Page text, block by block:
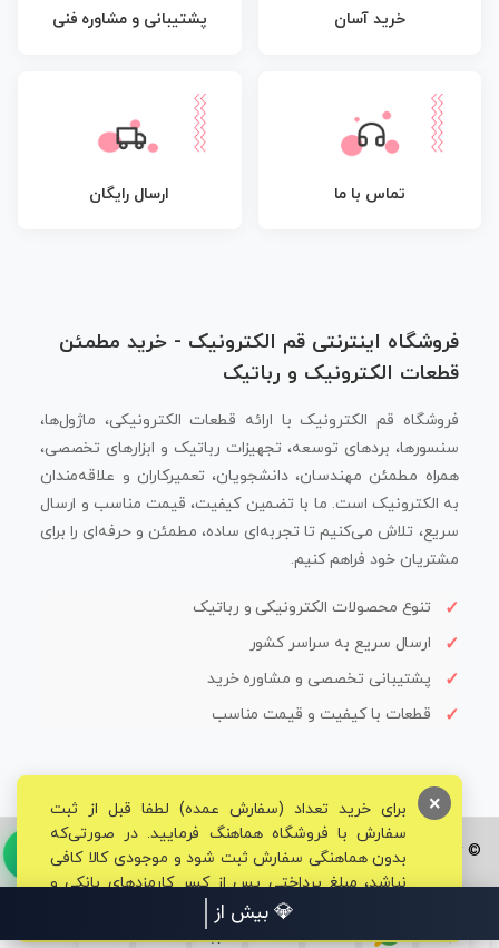
خرید آسان پشتیبانی و مشاوره فنی
تماس با ما ارسال رایگان
فروشگاه اینترنتی قم الکترونیک - خرید مطمئن
قطعات الکترونیک و رباتیک
فروشگاه قم الکترونیک با ارائه قطعات الکترونیکی، ماژول‌ها،
سنسورها، بردهای توسعه، تجهیزات رباتیک و ابزارهای تخصصی،
همراه مطمئن مهندسان، دانشجویان، تعمیرکاران و علاقه‌مندان
به الکترونیک است. ما با تضمین کیفیت، قیمت مناسب و ارسال
سریع، تلاش می‌کنیم تا تجربه‌ای ساده، مطمئن و حرفه‌ای را برای
مشتریان خود فراهم کنیم.
تنوع محصولات الکترونیکی و رباتیک
ارسال سریع به سراسر کشور
پشتیبانی تخصصی و مشاوره خرید
قطعات با کیفیت و قیمت مناسب
© تمامی حقوق برای فروشگاه تخصصی قم الکترونیک محفوظ می‌باشد.
برای خرید تعداد (سفارش عمده) لطفا قبل از ثبت
سفارش با فروشگاه هماهنگ فرمایید. در صورتی‌که
بدون هماهنگی سفارش ثبت شود و موجودی کالا کافی
نباشد، مبلغ پرداختی پس از کسر کارمزدهای بانکی و
مالیاتی به حساب شما بازگشت داده خواهد شد.
×